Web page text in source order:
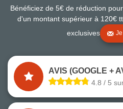
Bénéficiez de 5€ de réduction
d'un montant supérieur à 120€
exclusives
AVIS (GOOGLE +
4.8 / 5